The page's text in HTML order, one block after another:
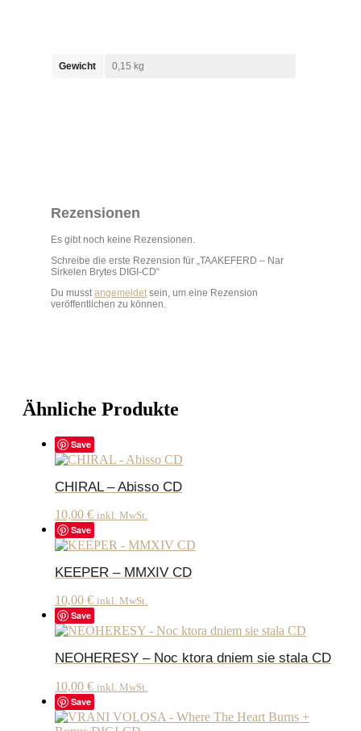
Gewicht 0,15 kg
Rezensionen
Es gibt noch keine Rezensionen.
Schreibe die erste Rezension für „TAAKEFERD – Nar
Sirkelen Brytes DIGI-CD“
Du musstangemeldetsein, um eine Rezension
veröffentlichen zu können.
Ähnliche Produkte
Save
CHIRAL – Abisso CD
10,00 € inkl. MwSt.
Save
KEEPER – MMXIV CD
10,00 € inkl. MwSt.
Save
NEOHERESY – Noc ktora dniem sie stala CD
10,00 € inkl. MwSt.
Save